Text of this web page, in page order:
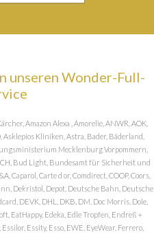
unseren Wonder-Full-
Amazon Alexa , Amorelie, ANWR, AOK,
Asklepios Kliniken, Astra, Bader, Bäderland,
Mecklenburg Vorpommern,
Bud Light, Bundesamt für Sicherheit und
Caparol, Carte d or, Comdirect, COOP, Coors,
Dekristol, Depot, Deutsche Bahn, Deutsche
DEVK, DHL, DKB, DM, Doc Morris, Dole,
EatHappy, Edeka, Edle Tropfen, Endreß +
Essity, Esso, EWE, EyeWear, Ferrero,